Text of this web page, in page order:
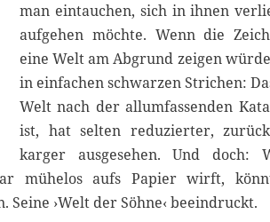
man eintauchen, sich in ihnen
aufgehen möchte. Wenn die
eine Welt am Abgrund zeigen
in einfachen schwarzen Strichen:
Welt nach der allumfassenden
ist, hat selten reduzierter,
karger ausgesehen. Und doch:
mühelos aufs Papier wirft,
›Welt der Söhne‹ beeindruckt.